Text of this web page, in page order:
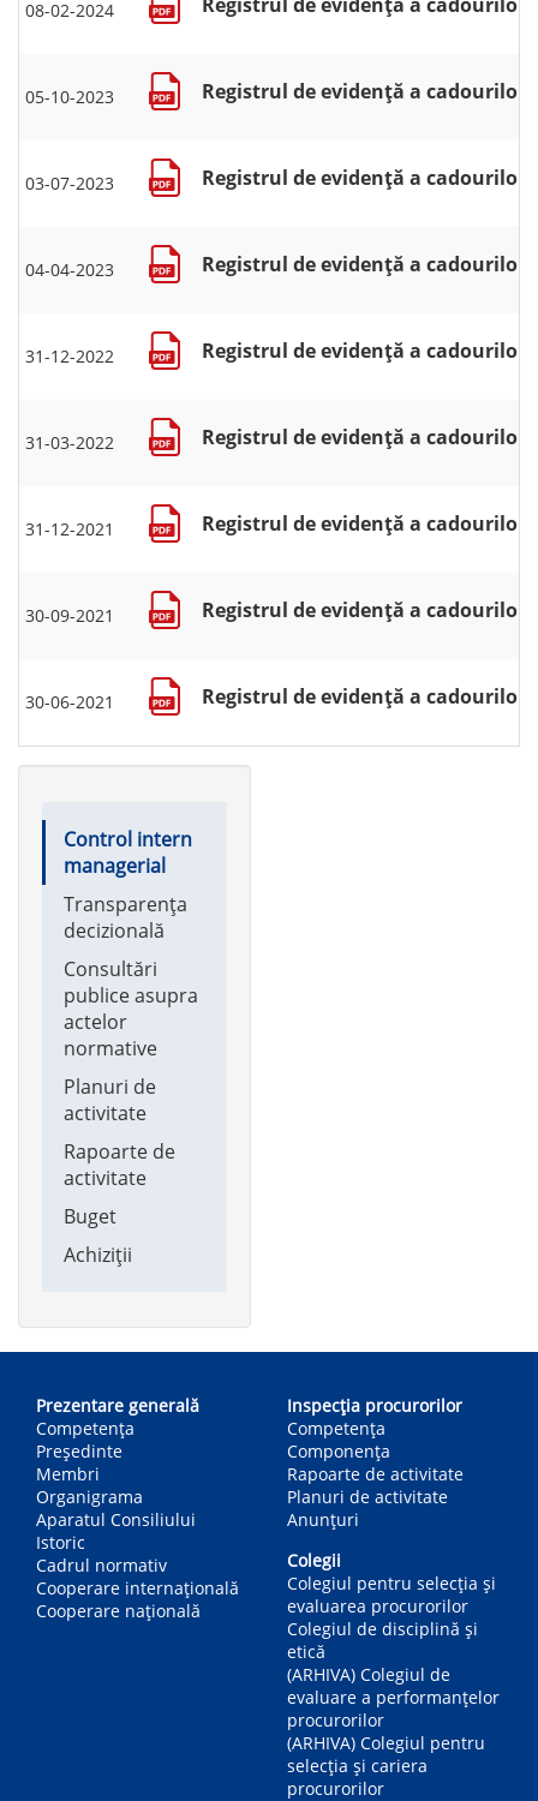
08-02-2024
05-10-2023 Registrul de evidență a cadourilor
03-07-2023 Registrul de evidență a cadourilor
04-04-2023 Registrul de evidență a cadourilor
31-12-2022 Registrul de evidență a cadourilor
31-03-2022 Registrul de evidență a cadourilor
31-12-2021 Registrul de evidență a cadourilor
30-09-2021 Registrul de evidență a cadourilor
30-06-2021 Registrul de evidență a cadourilor
Main
navigation
Control intern
managerial
Transparența
decizională
Consultări
publice asupra
actelor
normative
Planuri de
activitate
Rapoarte de
activitate
Buget
Achiziții
navigation
Prezentare generală
Competența
Președinte
Membri
Organigrama
Aparatul Consiliului
Istoric
Cadrul normativ
Cooperare internațională
Cooperare națională
Inspecția procurorilor
Competenţa
Componența
Rapoarte de activitate
Planuri de activitate
Anunțuri
Colegii
Colegiul pentru selecția și
evaluarea procurorilor
Colegiul de disciplină și
etică
(ARHIVA) Colegiul de
evaluare a performanțelor
procurorilor
(ARHIVA) Colegiul pentru
selecția și cariera
procurorilor